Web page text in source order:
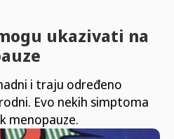
ukazivati na
i traju određeno
Evo nekih simptoma
menopauze.